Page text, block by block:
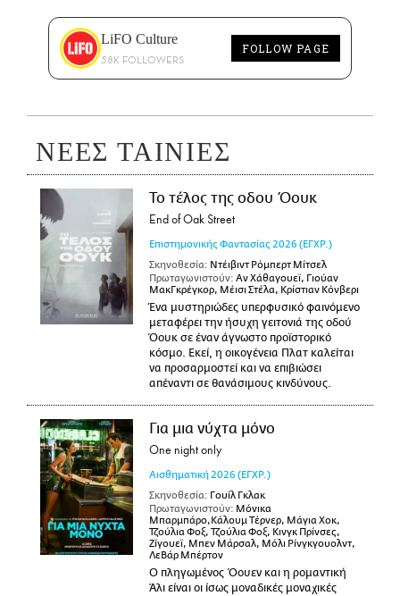
LiFO Culture
58K FOLLOWERS
FOLLOW PAGE
ΝΕΕΣ ΤΑΙΝΙΕΣ
Το τέλος της οδου Όουκ
End of Oak Street
Επιστημονικής Φαντασίας 2026 (ΕΓΧΡ.)
Σκηνοθεσία: Ντέιβιντ Ρόμπερτ Μίτσελ
Πρωταγωνιστούν: Αν Χάθαγουεϊ, Γιούαν
ΜακΓκρέγκορ, Μέισι Στέλα, Κρίστιαν Κόνβερι
Ένα μυστηριώδες υπερφυσικό φαινόμενο
μεταφέρει την ήσυχη γειτονιά της οδού
Όουκ σε έναν άγνωστο προϊστορικό
κόσμο. Εκεί, η οικογένεια Πλατ καλείται
να προσαρμοστεί και να επιβιώσει
απέναντι σε θανάσιμους κινδύνους.
Για μια νύχτα μόνο
One night only
Αισθηματική 2026 (ΕΓΧΡ.)
Σκηνοθεσία: Γουίλ Γκλακ
Πρωταγωνιστούν: Μόνικα
Μπαρμπάρο,Κάλουμ Τέρνερ, Μάγια Χοκ,
Τζούλια Φοξ, Τζούλια Φοξ, Κινγκ Πρίνσες,
Ζίγουεϊ, Μπεν Μάρσαλ, Μόλι Ρίνγκγουολντ,
ΛεΒάρ Μπέρτον
Ο πληγωμένος Όουεν και η ρομαντική
Άλι είναι οι ίσως μοναδικές μοναχικές